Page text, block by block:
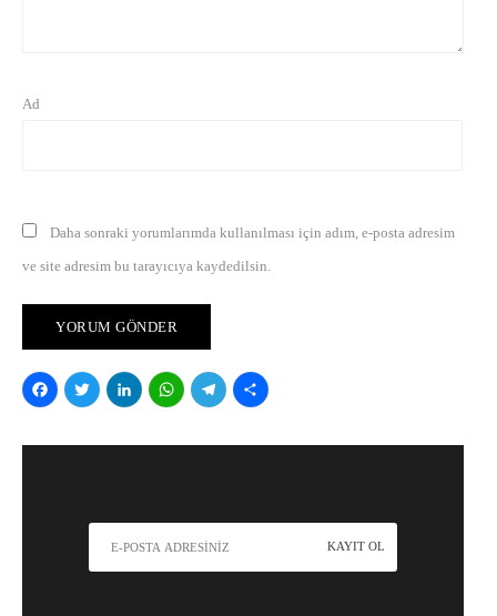
Ad
Daha sonraki yorumlarımda kullanılması için adım, e-posta adresim
ve site adresim bu tarayıcıya kaydedilsin.
Facebook
Twitter
LinkedIn
WhatsApp
Telegram